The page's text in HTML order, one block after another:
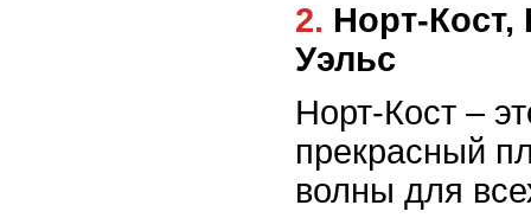
2. Норт-Кост, Новый Южный
Уэльс
Норт-Кост –
прекрасный
волны для